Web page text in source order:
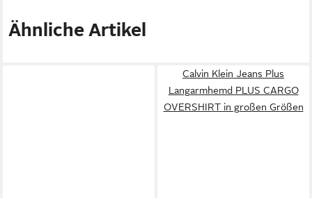
Ähnliche Artikel
Calvin Klein Jeans Plus
Langarmhemd PLUS CARGO
OVERSHIRT in großen Größen